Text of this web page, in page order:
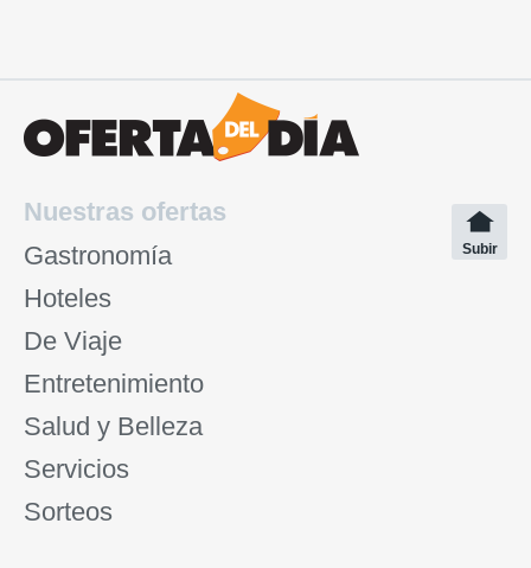
Nuestras ofertas
Gastronomía
Hoteles
De Viaje
Entretenimiento
Salud y Belleza
Servicios
Sorteos
Subir